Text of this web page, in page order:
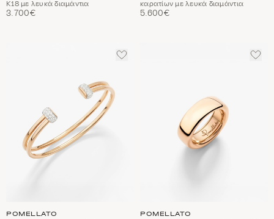
Κ18 με λευκά διαμάντια
3.700€
καρατίων με λευκά διαμάντια
5.600€
ΠΡΟΣΘΈΣΤΕ
ΣΤΑ
POMELLATO
ΣΤΑ
POMELLATO